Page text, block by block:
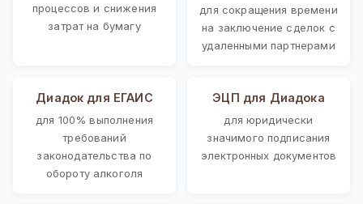
процессов и снижения
затрат на бумагу
для сокращения времени
на заключение сделок с
удаленными партнерами
Диадок для ЕГАИС
для 100% выполнения
требований
законодательства по
обороту алкоголя
ЭЦП для Диадока
для юридически
значимого подписания
электронных документов